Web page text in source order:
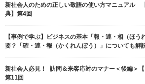
新社会人のための正しい敬語の使い方マニュアル
典】第4回
【事例で学ぶ】ビジネスの基本「報・連・相（ほう
要？「確・連・報（かくれんぼう）」についても解
新社会人必見！ 訪問＆来客応対のマナー＜後編＞【
第11回